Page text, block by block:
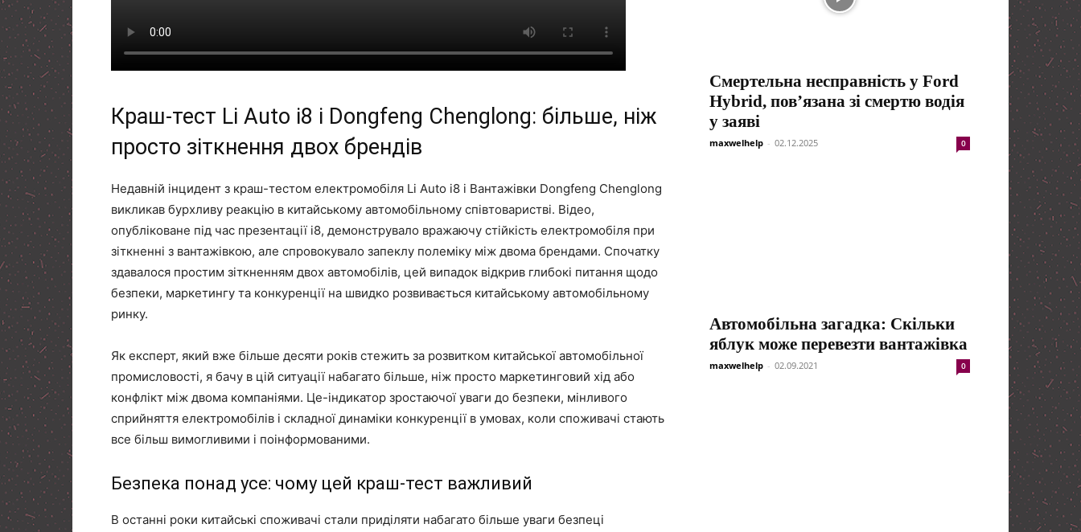
Краш-тест Li Auto i8 і Dongfeng Chenglong: більше, ніж
просто зіткнення двох брендів
Недавній інцидент з краш-тестом електромобіля Li Auto i8 і Вантажівки Dongfeng Chenglong
викликав бурхливу реакцію в китайському автомобільному співтоваристві. Відео,
опубліковане під час презентації i8, демонструвало вражаючу стійкість електромобіля при
зіткненні з вантажівкою, але спровокувало запеклу полеміку між двома брендами. Спочатку
здавалося простим зіткненням двох автомобілів, цей випадок відкрив глибокі питання щодо
безпеки, маркетингу та конкуренції на швидко розвивається китайському автомобільному
ринку.
Як експерт, який вже більше десяти років стежить за розвитком китайської автомобільної
промисловості, я бачу в цій ситуації набагато більше, ніж просто маркетинговий хід або
конфлікт між двома компаніями. Це-індикатор зростаючої уваги до безпеки, мінливого
сприйняття електромобілів і складної динаміки конкуренції в умовах, коли споживачі стають
все більш вимогливими і поінформованими.
Безпека понад усе: чому цей краш-тест важливий
В останні роки китайські споживачі стали приділяти набагато більше уваги безпеці
Смертельна несправність у Ford
Hybrid, пов’язана зі смертю водія
у заяві
maxwelhelp - 02.12.2025 0
Автомобільна загадка: Скільки
яблук може перевезти вантажівка
maxwelhelp - 02.09.2021 0